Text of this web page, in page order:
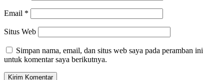
Email *
Situs Web
Simpan nama, email, dan situs web saya pada peramban ini
untuk komentar saya berikutnya.